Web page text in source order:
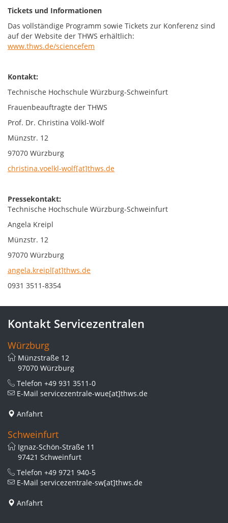
Tickets und Informationen
Das vollständige Programm sowie Tickets zur Konferenz sind
auf der Website der THWS erhältlich:
www.thws.de/sciencefem
Kontakt:
Technische Hochschule Würzburg-Schweinfurt
Frauenbeauftragte der THWS
Prof. Dr. Christina Völkl-Wolf
Münzstr. 12
97070 Würzburg
christina.voelkl-wolf[at]thws.de
Pressekontakt:
Technische Hochschule Würzburg-Schweinfurt
Angela Kreipl
Münzstr. 12
97070 Würzburg
angela.kreipl[at]thws.de
0931 3511-8354
Kontakt Servicezentralen
Würzburg
Münzstraße 12
97070 Würzburg
Telefon +49 931 3511-0
E-Mail servicezentrale-wue[at]thws.de
Anfahrt
Schweinfurt
Ignaz-Schön-Straße 11
97421 Schweinfurt
Telefon +49 9721 940-5
E-Mail servicezentrale-sw[at]thws.de
Anfahrt